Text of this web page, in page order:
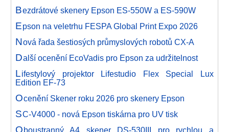
Bezdrátové skenery Epson ES-550W a ES-590W
Epson na veletrhu FESPA Global Print Expo 2026
Nová řada šestiosých průmyslových robotů CX-A
Další ocenění EcoVadis pro Epson za udržitelnost
Lifestylový projektor Lifestudio Flex Special Lux
Edition EF-73
Ocenění Skener roku 2026 pro skenery Epson
SC-V4000 - nová Epson tiskárna pro UV tisk
O